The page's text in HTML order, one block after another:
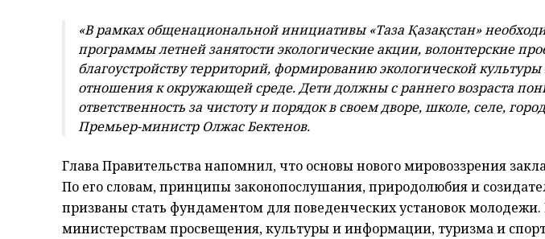
«В рамках общенациональной инициативы «Таза Қазақстан»
программы летней занятости экологические акции, волонтерские
благоустройству территорий, формированию экологической
отношения к окружающей среде. Дети должны с раннего возраста
ответственность за чистоту и порядок в своем дворе, школе, селе,
Премьер-министр Олжас Бектенов.
Глава Правительства напомнил, что основы нового мировоззрения
По его словам, принципы законопослушания, природолюбия и
призваны стать фундаментом для поведенческих установок молодежи.
министерствам просвещения, культуры и информации, туризма и